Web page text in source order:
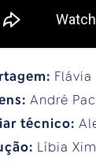
André
técnico:
Líbia